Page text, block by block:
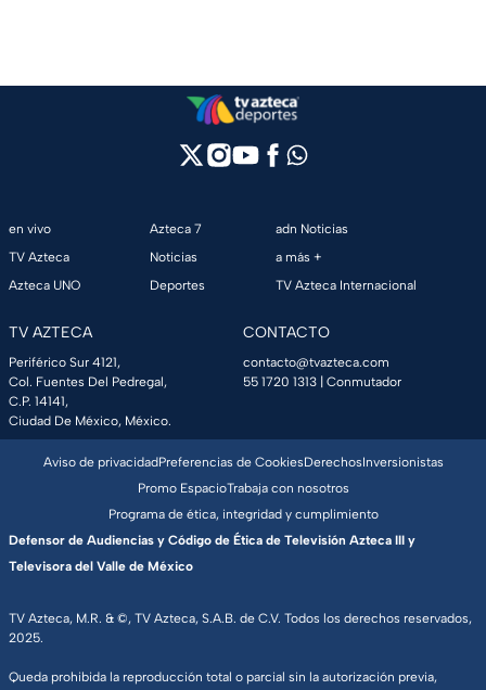
en vivo
TV Azteca
Azteca UNO
Azteca 7
Noticias
Deportes
adn Noticias
a más +
TV Azteca Internacional
TV AZTECA
Periférico Sur 4121,
Col. Fuentes Del Pedregal,
C.P. 14141,
Ciudad De México, México.
CONTACTO
contacto@tvazteca.com
55 1720 1313 | Conmutador
TV Azteca, M.R. & ©, TV Azteca, S.A.B. de C.V. Todos los derechos reservados,
2025.
Queda prohibida la reproducción total o parcial sin la autorización previa,
Aviso de privacidadPreferencias de CookiesDerechosInversionistas
Promo EspacioTrabaja con nosotros
Programa de ética, integridad y cumplimiento
Defensor de Audiencias y Código de Ética de Televisión Azteca III y
Televisora del Valle de México